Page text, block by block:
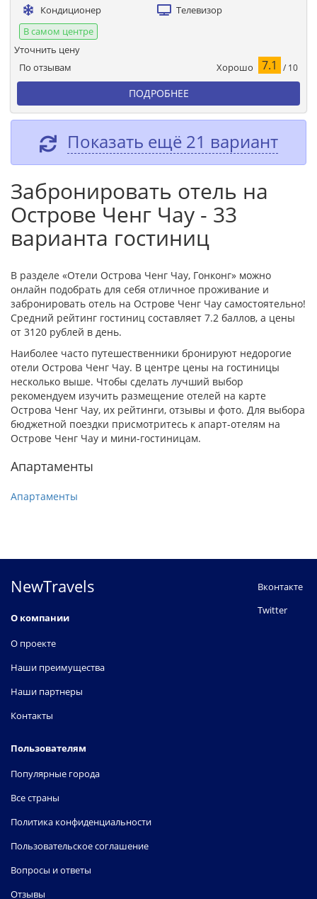
Кондиционер
Телевизор
В самом центре
По отзывам Хорошо 7.1 / 10
Уточнить цену
ПОДРОБНЕЕ
Показать ещё 21 вариант
Забронировать отель на
Острове Ченг Чау - 33
варианта гостиниц
В разделе «Отели Острова Ченг Чау, Гонконг» можно
онлайн подобрать для себя отличное проживание и
забронировать отель на Острове Ченг Чау самостоятельно!
Средний рейтинг гостиниц составляет 7.2 баллов, а цены
от 3120 рублей в день.
Наиболее часто путешественники бронируют недорогие
отели Острова Ченг Чау. В центре цены на гостиницы
несколько выше. Чтобы сделать лучший выбор
рекомендуем изучить размещение отелей на карте
Острова Ченг Чау, их рейтинги, отзывы и фото. Для выбора
бюджетной поездки присмотритесь к апарт-отелям на
Острове Ченг Чау и мини-гостиницам.
Апартаменты
Апартаменты
NewTravels
О компании
О проекте
Наши преимущества
Наши партнеры
Контакты
Пользователям
Популярные города
Все страны
Политика конфиденциальности
Пользовательское соглашение
Вопросы и ответы
Отзывы
Вконтакте
Twitter